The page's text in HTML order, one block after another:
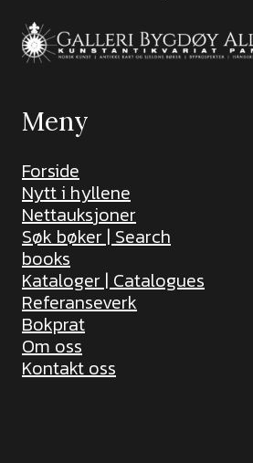
Meny
Forside
Nytt i hyllene
Nettauksjoner
Søk bøker | Search
books
Kataloger | Catalogues
Referanseverk
Bokprat
Om oss
Kontakt oss